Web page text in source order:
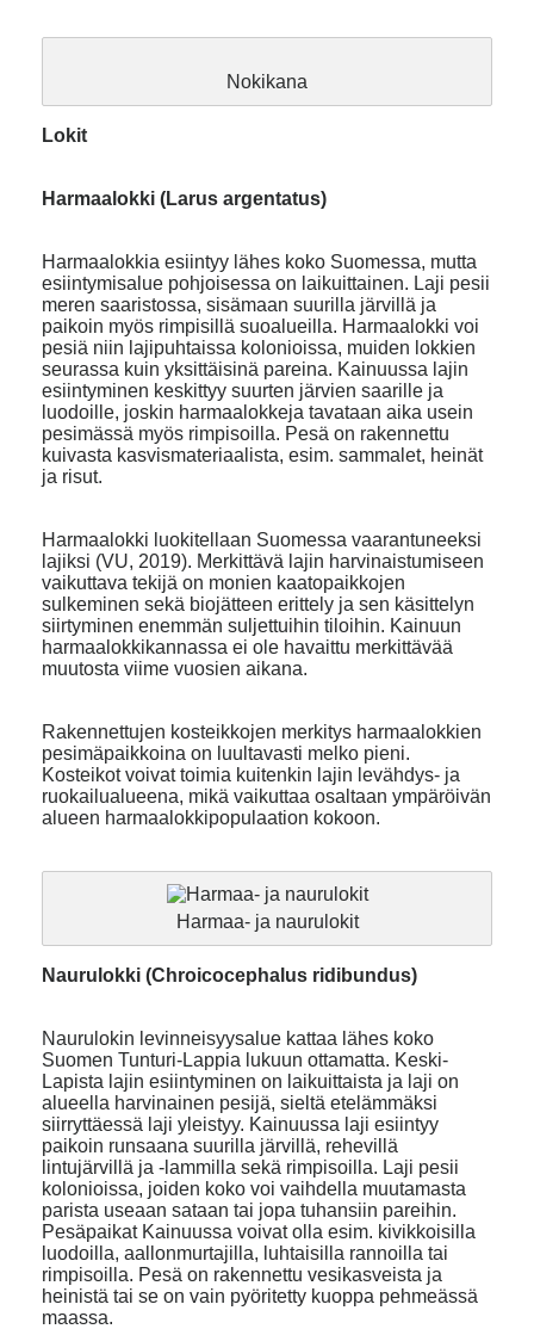
Nokikana
Lokit
Harmaalokki (Larus argentatus)
Harmaalokkia esiintyy lähes koko Suomessa, mutta
esiintymisalue pohjoisessa on laikuittainen. Laji pesii
meren saaristossa, sisämaan suurilla järvillä ja
paikoin myös rimpisillä suoalueilla. Harmaalokki voi
pesiä niin lajipuhtaissa kolonioissa, muiden lokkien
seurassa kuin yksittäisinä pareina. Kainuussa lajin
esiintyminen keskittyy suurten järvien saarille ja
luodoille, joskin harmaalokkeja tavataan aika usein
pesimässä myös rimpisoilla. Pesä on rakennettu
kuivasta kasvismateriaalista, esim. sammalet, heinät
ja risut.
Harmaalokki luokitellaan Suomessa vaarantuneeksi
lajiksi (VU, 2019). Merkittävä lajin harvinaistumiseen
vaikuttava tekijä on monien kaatopaikkojen
sulkeminen sekä biojätteen erittely ja sen käsittelyn
siirtyminen enemmän suljettuihin tiloihin. Kainuun
harmaalokkikannassa ei ole havaittu merkittävää
muutosta viime vuosien aikana.
Rakennettujen kosteikkojen merkitys harmaalokkien
pesimäpaikkoina on luultavasti melko pieni.
Kosteikot voivat toimia kuitenkin lajin levähdys- ja
ruokailualueena, mikä vaikuttaa osaltaan ympäröivän
alueen harmaalokkipopulaation kokoon.
Harmaa- ja naurulokit
Naurulokki (Chroicocephalus ridibundus)
Naurulokin levinneisyysalue kattaa lähes koko
Suomen Tunturi-Lappia lukuun ottamatta. Keski-
Lapista lajin esiintyminen on laikuittaista ja laji on
alueella harvinainen pesijä, sieltä etelämmäksi
siirryttäessä laji yleistyy. Kainuussa laji esiintyy
paikoin runsaana suurilla järvillä, rehevillä
lintujärvillä ja -lammilla sekä rimpisoilla. Laji pesii
kolonioissa, joiden koko voi vaihdella muutamasta
parista useaan sataan tai jopa tuhansiin pareihin.
Pesäpaikat Kainuussa voivat olla esim. kivikkoisilla
luodoilla, aallonmurtajilla, luhtaisilla rannoilla tai
rimpisoilla. Pesä on rakennettu vesikasveista ja
heinistä tai se on vain pyöritetty kuoppa pehmeässä
maassa.